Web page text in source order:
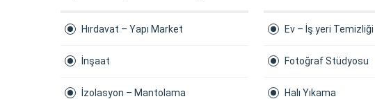
Hırdavat – Yapı Market
İnşaat
İzolasyon – Mantolama
Ev – İş yeri Temizliği
Fotoğraf Stüdyosu
Halı Yıkama